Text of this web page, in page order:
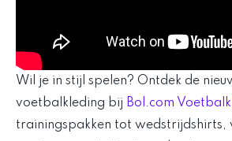
Wil je in stijl spelen? Ontdek de
voetbalkleding bij Bol.com
trainingspakken tot wedstrijdshirts,